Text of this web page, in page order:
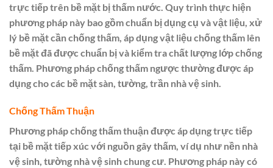
trực tiếp trên bề mặt bị thấm nước. Quy trình thực hiện
phương pháp này bao gồm chuẩn bị dụng cụ và vật liệu, xử
lý bề mặt cần chống thấm, áp dụng vật liệu chống thấm lên
bề mặt đã được chuẩn bị và kiểm tra chất lượng lớp chống
thấm. Phương pháp chống thấm ngược thường được áp
dụng cho các bề mặt sàn, tường, trần nhà vệ sinh.
Chống Thấm Thuận
Phương pháp chống thấm thuận được áp dụng trực tiếp
tại bề mặt tiếp xúc với nguồn gây thấm, ví dụ như nền nhà
vệ sinh, tường nhà vệ sinh chung cư. Phương pháp này có